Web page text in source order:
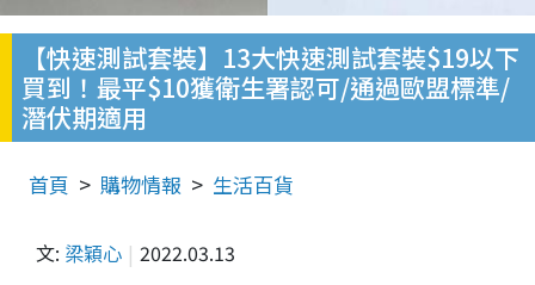
【快速測試套裝】13大快速測試套裝$19以下
買到！最平$10獲衛生署認可/通過歐盟標準/
潛伏期適用
首頁 購物情報 生活百貨
文: 梁穎心 2022.03.13